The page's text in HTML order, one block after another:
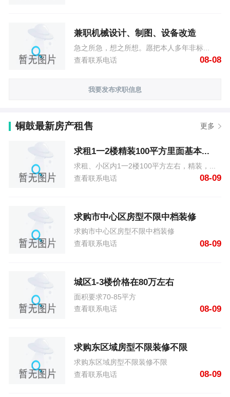
兼职机械设计、制图、设备改造
急之所急，想之所想。愿把本人多年非标...
查看联系电话
08-08
我要发布求职信息
铜鼓最新房产租售 更多
求租1一2楼精装100平方里面基本...
求租、小区内1一2楼100平方左右，精装，...
查看联系电话
08-09
求购市中心区房型不限中档装修
求购市中心区房型不限中档装修
查看联系电话
08-09
城区1-3楼价格在80万左右
面积要求70-85平方
查看联系电话
08-09
求购东区域房型不限装修不限
求购东区域房型不限装修不限
查看联系电话
08-09